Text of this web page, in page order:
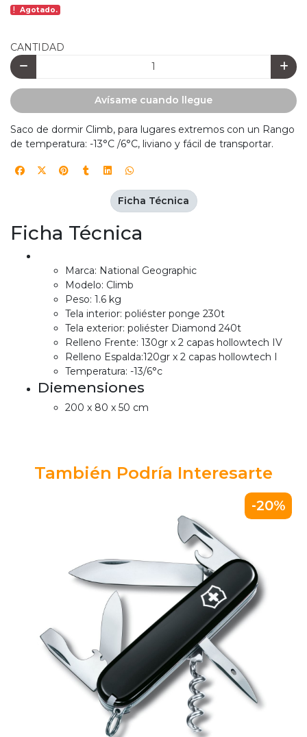
Agotado.
CANTIDAD
Avísame cuando llegue
Saco de dormir Climb, para lugares extremos con un Rango
de temperatura: -13°C /6°C, liviano y fácil de transportar.
Ficha Técnica
Marca: National Geographic
Modelo: Climb
Peso: 1.6 kg
Tela interior: poliéster ponge 230t
Tela exterior: poliéster Diamond 240t
Relleno Frente: 130gr x 2 capas hollowtech IV
Relleno Espalda:120gr x 2 capas hollowtech I
Temperatura: -13/6°c
Diemensiones
200 x 80 x 50 cm
Ficha Técnica
También Podría Interesarte
-20%